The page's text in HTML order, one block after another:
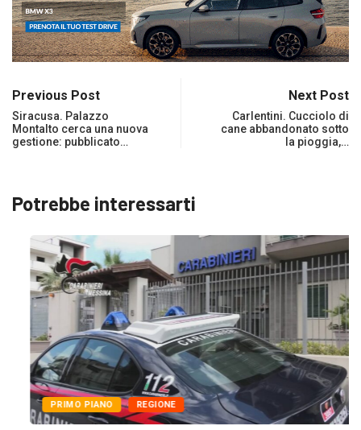
Previous Post
Siracusa. Palazzo
Montalto cerca una nuova
gestione: pubblicato…
Next Post
Carlentini. Cucciolo di
cane abbandonato sotto
la pioggia,…
Potrebbe interessarti
PRIMO PIANO REGIONE